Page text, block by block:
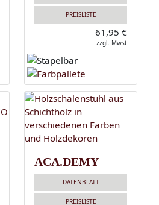
PREISLISTE
61,95 €
zzgl. Mwst
ACA.DEMY
DATENBLATT
PREISLISTE